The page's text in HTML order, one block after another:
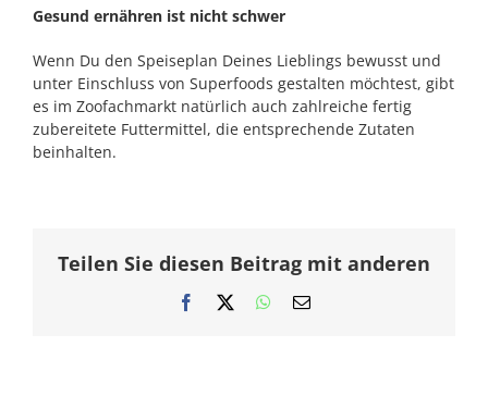
Gesund ernähren ist nicht schwer
Wenn Du den Speiseplan Deines Lieblings bewusst und
unter Einschluss von Superfoods gestalten möchtest, gibt
es im Zoofachmarkt natürlich auch zahlreiche fertig
zubereitete Futtermittel, die entsprechende Zutaten
beinhalten.
Teilen Sie diesen Beitrag mit anderen
Facebook WhatsApp
E-